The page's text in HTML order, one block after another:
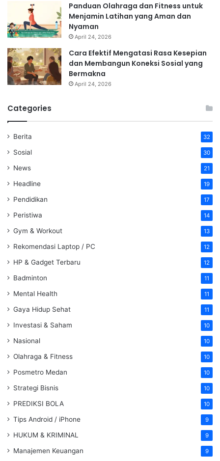
Panduan Olahraga dan Fitness untuk
Menjamin Latihan yang Aman dan
Nyaman
April 24, 2026
Cara Efektif Mengatasi Rasa Kesepian
dan Membangun Koneksi Sosial yang
Bermakna
April 24, 2026
Categories
Berita 32
Sosial 30
News 21
Headline 19
Pendidikan 17
Peristiwa 14
Gym & Workout 13
Rekomendasi Laptop / PC 12
HP & Gadget Terbaru 12
Badminton 11
Mental Health 11
Gaya Hidup Sehat 11
Investasi & Saham 10
Nasional 10
Olahraga & Fitness 10
Posmetro Medan 10
Strategi Bisnis 10
PREDIKSI BOLA 10
Tips Android / iPhone 9
HUKUM & KRIMINAL 9
Manajemen Keuangan 9